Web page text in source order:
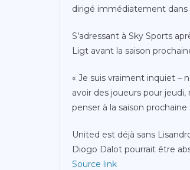
dirigé immédiatement dans
S’adressant à Sky Sports
Ligt avant la saison
« Je suis vraiment inquiet –
avoir des joueurs pour
penser à la saison
United est déjà sans
Diogo Dalot pourrait être
Source link